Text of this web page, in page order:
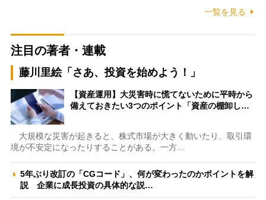
一覧を見る
注目の著者・連載
藤川里絵「さあ、投資を始めよう！」
【資産運用】大災害時に慌てないために平時から
備えておきたい3つのポイント「資産の棚卸し…
大規模な災害が起きると、株式市場が大きく動いたり、取引環
境が不安定になったりすることがある。一方…
5年ぶり改訂の「CGコード」、何が変わったのかポイントを解
説 企業に成長投資の具体的な説…